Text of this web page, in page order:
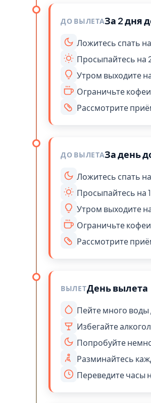
ДО ВЫЛЕТАЗа 2 дня
Ложитесь спать
Просыпайтесь на
Утром выходите
Ограничьте
Рассмотрите
ДО ВЫЛЕТАЗа день
Ложитесь спать
Просыпайтесь на
Утром выходите
Ограничьте
Рассмотрите
ВЫЛЕТДень вылета
Пейте много воды
Избегайте
Попробуйте
Разминайтесь
Переведите часы